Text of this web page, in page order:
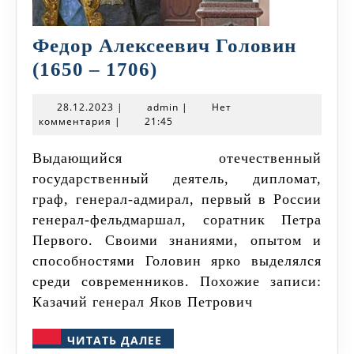
Федор Алексеевич Головин
(1650 – 1706)
Головин
1706)
28.12.2023 28.12.2023
| admin admin
|
Нет
комментария | 21:45
Выдающийся отечественный
государственный деятель, дипломат,
граф, генерал-адмирал, первый в России
генерал-фельдмаршал, соратник Петра
Первого. Своими знаниями, опытом и
способностями Головин ярко выделялся
среди современников. Похожие записи:
Казачий генерал Яков Петрович
ЧИТАТЬ ДАЛЕЕ